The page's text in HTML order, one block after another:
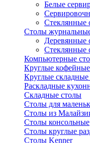
Белые
Стеклянные
Столы
Деревянные
Стеклянные
Компьютерные
Круглые
Круглые
Раскладные
Складные столы
Столы для
Столы из
Столы консольные
Столы круглые
Столы Kenner